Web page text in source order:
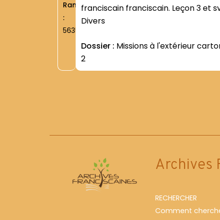
Rang
:
5635
franciscain franciscain. Leçon 3 et
Divers
Dossier : Missions à l'extérieur
2
Archives
RECHERCHER
Comment